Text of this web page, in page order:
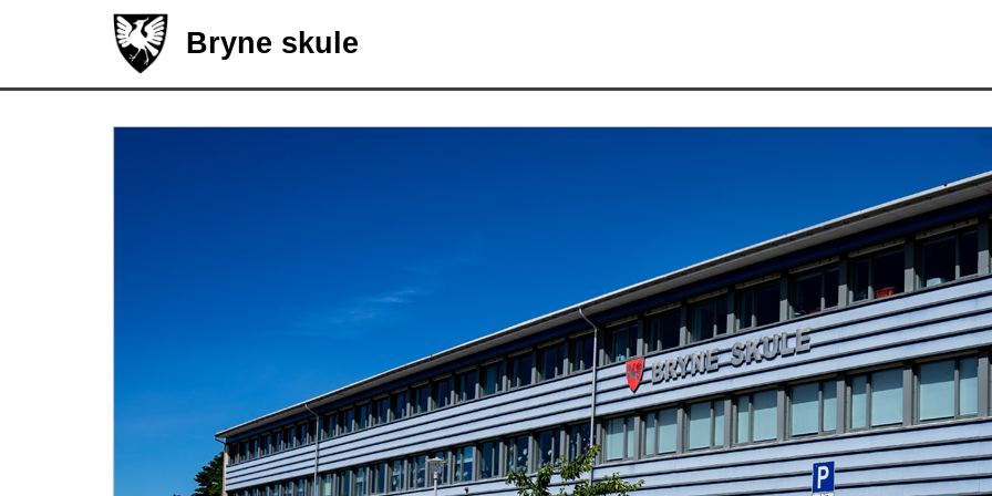
Bryne skule